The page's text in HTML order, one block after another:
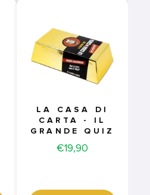
LA CASA DI
CARTA - IL
GRANDE QUIZ
Price
€19,90